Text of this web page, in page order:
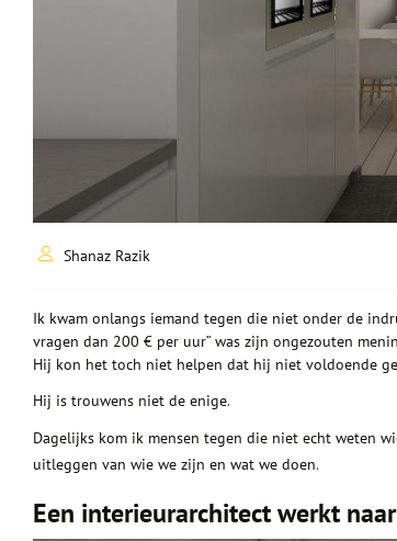
Shanaz Razik
Ik kwam onlangs iemand tegen die niet onder de
vragen dan 200 € per uur” was zijn ongezouten
Hij kon het toch niet helpen dat hij niet voldoende
Hij is trouwens niet de enige.
Dagelijks kom ik mensen tegen die niet echt weten
uitleggen van wie we zijn en wat we doen.
Een interieurarchitect werkt